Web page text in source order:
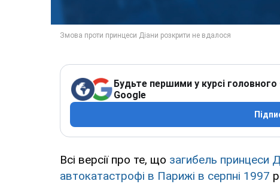
Будьте першими у курсі
Google
Всі версії про те, що загибель принцеси
автокатастрофі в Парижі в серпні 1997